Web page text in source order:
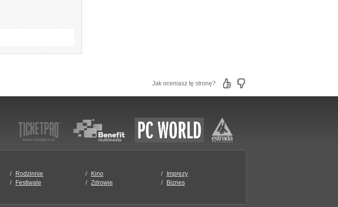
Jak oceniasz tę stronę?
Rodzinnie Kino
Imprezy
Festiwale Zdrowie
Biznes